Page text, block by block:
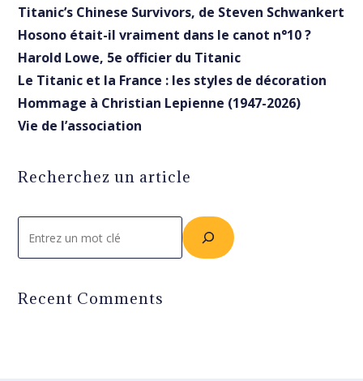
Titanic’s Chinese Survivors, de Steven Schwankert
Hosono était-il vraiment dans le canot n°10 ?
Harold Lowe, 5e officier du Titanic
Le Titanic et la France : les styles de décoration
Hommage à Christian Lepienne (1947-2026)
Vie de l’association
Recherchez un article
Recent Comments